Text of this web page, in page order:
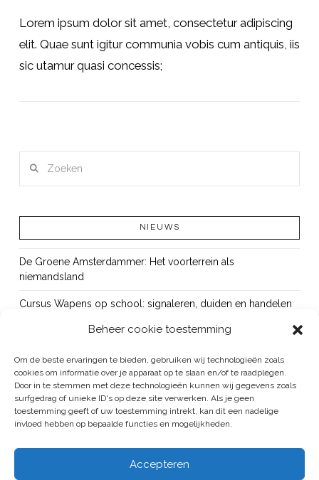
Beheer cookie toestemming
Om de beste ervaringen te bieden, gebruiken wij technologieën zoals
cookies om informatie over je apparaat op te slaan en/of te raadplegen.
Door in te stemmen met deze technologieën kunnen wij gegevens zoals
surfgedrag of unieke ID's op deze site verwerken. Als je geen
toestemming geeft of uw toestemming intrekt, kan dit een nadelige
invloed hebben op bepaalde functies en mogelijkheden.
Accepteren
Lorem ipsum dolor sit amet, consectetur adipiscing
elit. Quae sunt igitur communia vobis cum antiquis, iis
sic utamur quasi concessis;
NIEUWS
De Groene Amsterdammer: Het voorterrein als
niemandsland
Cursus Wapens op school: signaleren, duiden en handelen
Bureau Beke ontwikkelt jeugdmonitor Aruba
Vacature: senior onderzoeker
GROEP